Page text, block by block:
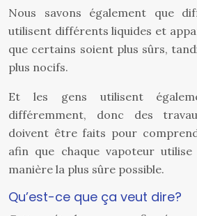
Nous savons également que
utilisent différents liquides et
que certains soient plus sûrs,
plus nocifs.
Et les gens utilisent
différemment, donc des
doivent être faits pour
afin que chaque vapoteur
manière la plus sûre possible.
Qu’est-ce que ça veut dire?